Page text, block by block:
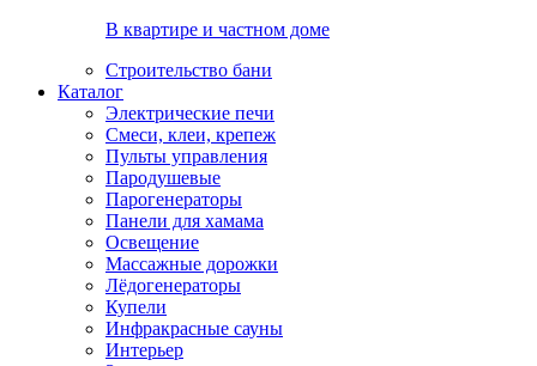
В квартире и частном доме
Строительство бани
Каталог
Электрические печи
Смеси, клеи, крепеж
Пульты управления
Пародушевые
Парогенераторы
Панели для хамама
Освещение
Массажные дорожки
Лёдогенераторы
Купели
Инфракрасные сауны
Интерьер